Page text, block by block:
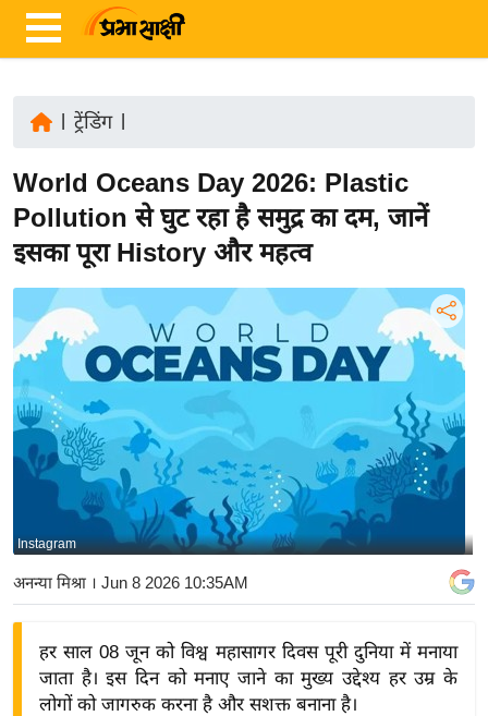
ज़ा
ख
र
ष्ट्री
य
अं
त
र्रा
ष्ट्री
बि
ज़
ने
द्यो
ट्रेंडिंग|
World Oceans Day 2026: Plastic
Pollution से घुट रहा है समुद्र का दम, जानें
इसका पूरा History और महत्व
Instagram
अनन्या मिश्रा । Jun 8 2026 10:35AM
हर साल 08 जून को विश्व महासागर दिवस पूरी दुनिया में मनाया
जाता है। इस दिन को मनाए जाने का मुख्य उद्देश्य हर उम्र के
लोगों को जागरुक करना है और सशक्त बनाना है।